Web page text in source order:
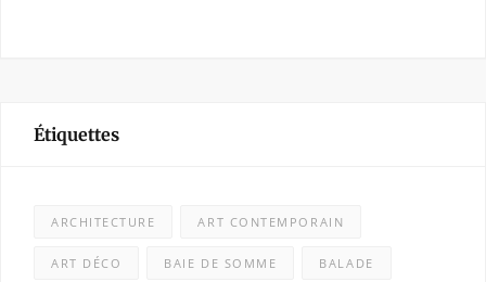
Étiquettes
ARCHITECTURE ART CONTEMPORAIN
ART DÉCO BAIE DE SOMME BALADE